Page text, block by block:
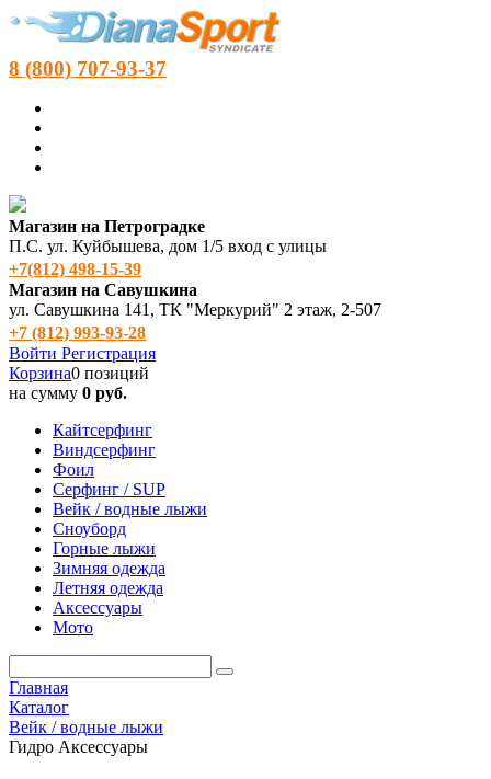
8 (800) 707-93-37
Магазин на Петроградке
П.С. ул. Куйбышева, дом 1/5 вход с улицы
+7(812) 498‑15-39
Магазин на Савушкина
ул. Савушкина 141, ТК "Меркурий" 2 этаж, 2-507
+7 (812) 993-93-28
Войти Регистрация
Корзина0 позиций
на сумму 0 руб.
Кайтсерфинг
Виндсерфинг
Фоил
Серфинг / SUP
Вейк / водные лыжи
Сноуборд
Горные лыжи
Зимняя одежда
Летняя одежда
Аксессуары
Мото
Главная
Каталог
Вейк / водные лыжи
Гидро Аксессуары